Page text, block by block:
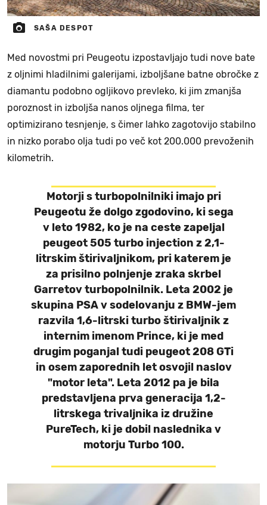
SAŠA DESPOT
Med novostmi pri Peugeotu izpostavljajo tudi nove bate
z oljnimi hladilnimi galerijami, izboljšane batne obročke z
diamantu podobno ogljikovo prevleko, ki jim zmanjša
poroznost in izboljša nanos oljnega filma, ter
optimizirano tesnjenje, s čimer lahko zagotovijo stabilno
in nizko porabo olja tudi po več kot 200.000 prevoženih
kilometrih.
Motorji s turbopolnilniki imajo pri
Peugeotu že dolgo zgodovino, ki sega
v leto 1982, ko je na ceste zapeljal
peugeot 505 turbo injection z 2,1-
litrskim štirivaljnikom, pri katerem je
za prisilno polnjenje zraka skrbel
Garretov turbopolnilnik. Leta 2002 je
skupina PSA v sodelovanju z BMW-jem
razvila 1,6-litrski turbo štirivaljnik z
internim imenom Prince, ki je med
drugim poganjal tudi peugeot 208 GTi
in osem zaporednih let osvojil naslov
"motor leta". Leta 2012 pa je bila
predstavljena prva generacija 1,2-
litrskega trivaljnika iz družine
PureTech, ki je dobil naslednika v
motorju Turbo 100.